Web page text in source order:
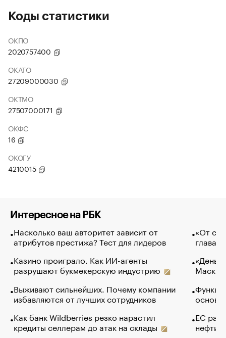
Коды статистики
ОКПО
2020757400
ОКАТО
27209000030
ОКТМО
27507000171
ОКФС
16
ОКОГУ
4210015
Интересное на РБК
Насколько ваш авторитет зависит от
атрибутов престижа? Тест для лидеров
Казино проиграло. Как ИИ-агенты
разрушают букмекерскую индустрию
Выживают сильнейших. Почему компании
избавляются от лучших сотрудников
Как банк Wildberries резко нарастил
кредиты селлерам до атак на склады
«От
глава
Маск в
основ
ЕС
нефти